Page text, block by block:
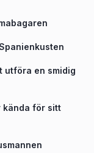
utföra en smidig
kända för sitt